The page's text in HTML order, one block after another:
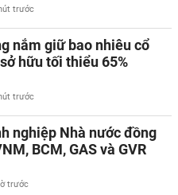
trước
nắm giữ bao nhiêu cổ
hữu tối thiểu 65%
trước
nghiệp Nhà nước đồng
BCM, GAS và GVR
trước